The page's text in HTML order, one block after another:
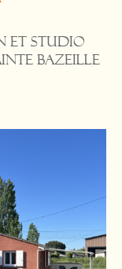
et studio
Bazeille